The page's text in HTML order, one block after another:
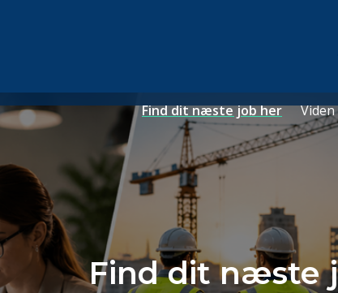
Find dit næste job her
Find dit næste